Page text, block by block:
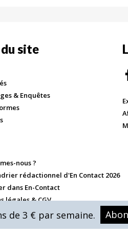
site
& Enquêtes
nous ?
rédactionnel d'En Contact 2026
dans En-Contact
légales & CGV
de 3 € par semaine.